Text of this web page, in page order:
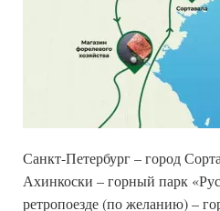
Санкт-Петербург – город
Ахинкоски – горный парк
ретропоезде (по желанию) –